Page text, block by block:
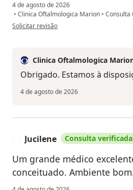
4 de agosto de 2026
• Clinica Oftalmologica Marion • Consulta
na opinião do utilizador Maria Aparecida
Solicitar revisão
Clinica Oftalmologica
Obrigado. Estamos à
4 de agosto de 2026
Jucilene Consulta verificada
Um grande médico
conceituado. Ambiente